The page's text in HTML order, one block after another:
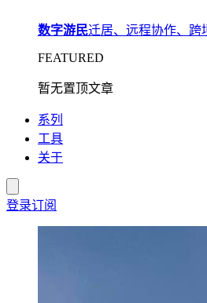
数字游民迁居、远程协作、跨
FEATURED
暂无置顶文章
系列
工具
关于
登录订阅